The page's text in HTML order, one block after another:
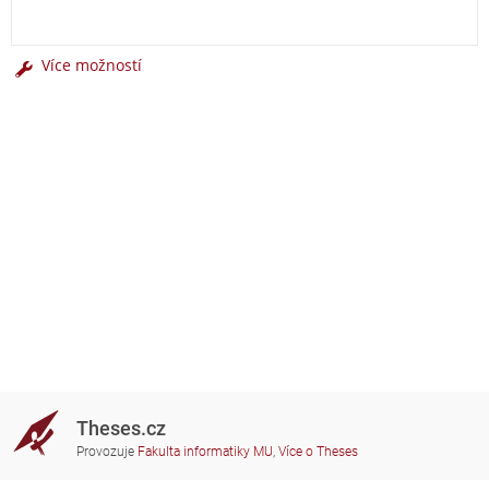
Více možností
Theses.cz
Provozuje Fakulta informatiky MU, Více o Theses